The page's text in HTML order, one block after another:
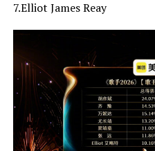
7.Elliot James Reay